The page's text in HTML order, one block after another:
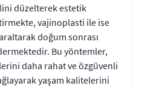
düzelterek estetik
vajinoplasti ile ise
doğum sonrası
Bu yöntemler,
daha rahat ve özgüvenli
yaşam kalitelerini